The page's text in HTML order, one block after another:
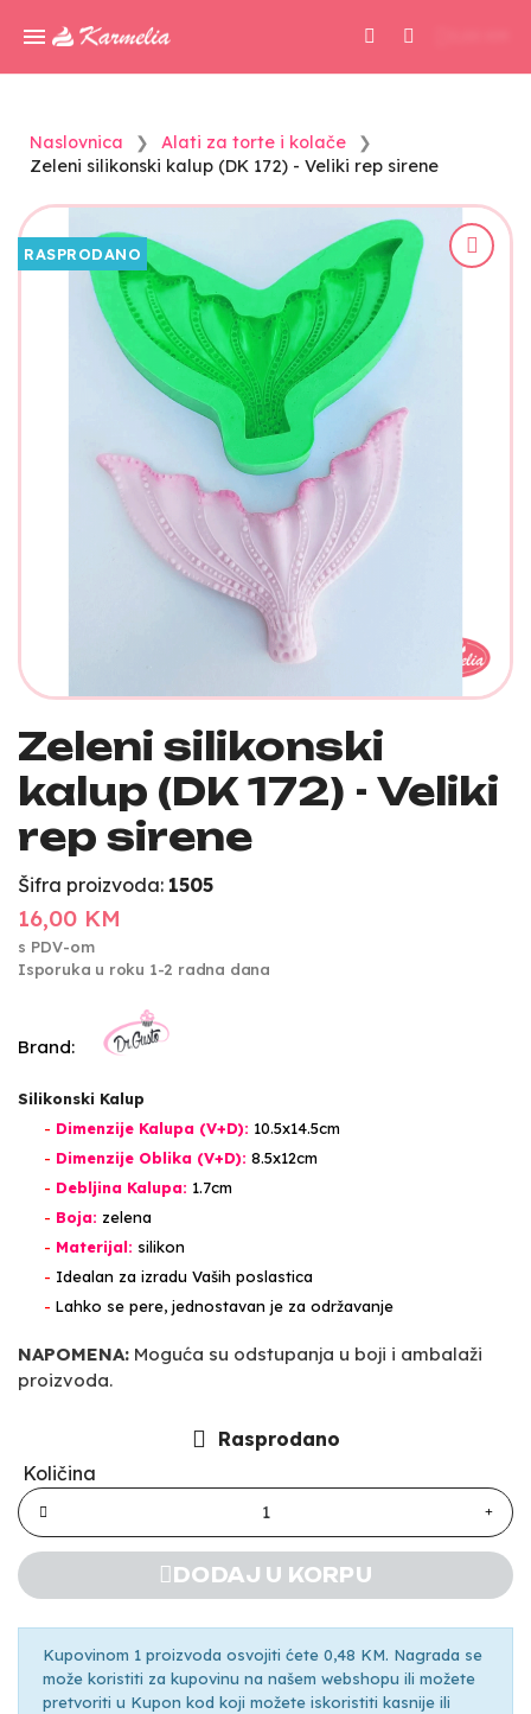
Naslovnica
Alati za torte i kolače
Zeleni silikonski kalup (DK 172) - Veliki rep sirene
RASPRODANO
Zeleni silikonski
kalup (DK 172) - Veliki
rep sirene
Šifra proizvoda: 1505
16,00 KM
s PDV-om
Isporuka u roku 1-2 radna dana
Brand:
Silikonski Kalup
- Dimenzije Kalupa (V+D): 10.5x14.5cm
- Dimenzije Oblika (V+D): 8.5x12cm
- Debljina Kalupa: 1.7cm
- Boja: zelena
- Materijal: silikon
- Idealan za izradu Vaših poslastica
- Lahko se pere, jednostavan je za održavanje
NAPOMENA: Moguća su odstupanja u boji i ambalaži
proizvoda.
Rasprodano
Količina
DODAJ U KORPU
Kupovinom 1 proizvoda osvojiti ćete 0,48 KM. Nagrada se
može koristiti za kupovinu na našem webshopu ili možete
pretvoriti u Kupon kod koji možete iskoristiti kasnije ili